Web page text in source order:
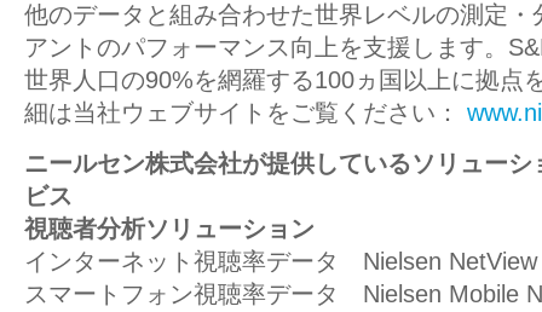
他のデータと組み合わせた世界レベルの測定・
アントのパフォーマンス向上を支援します。
世界人口の90%を網羅する100ヵ国以上に拠点
細は当社ウェブサイトをご覧ください：
ニールセン株式会社が提供しているソリュー
ビス
視聴者分析ソリューション
インターネット視聴率データ Nielsen NetView
スマートフォン視聴率データ Nielsen Mobile